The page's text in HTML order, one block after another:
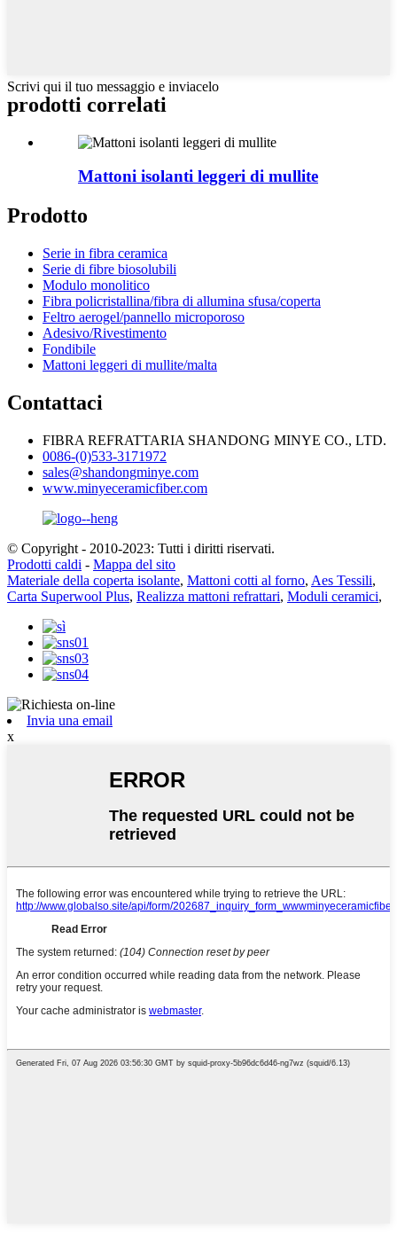
Scrivi qui il tuo messaggio e inviacelo
prodotti correlati
Mattoni isolanti leggeri di mullite
Prodotto
Serie in fibra ceramica
Serie di fibre biosolubili
Modulo monolitico
Fibra policristallina/fibra di allumina sfusa/coperta
Feltro aerogel/pannello microporoso
Adesivo/Rivestimento
Fondibile
Mattoni leggeri di mullite/malta
Contattaci
FIBRA REFRATTARIA SHANDONG MINYE CO., LTD.
0086-(0)533-3171972
sales@shandongminye.com
www.minyeceramicfiber.com
© Copyright - 2010-2023: Tutti i diritti riservati.
Prodotti caldi - Mappa del sito
Materiale della coperta isolante, Mattoni cotti al forno, Aes Tessili,
Carta Superwool Plus, Realizza mattoni refrattari, Moduli ceramici,
Invia una email
x